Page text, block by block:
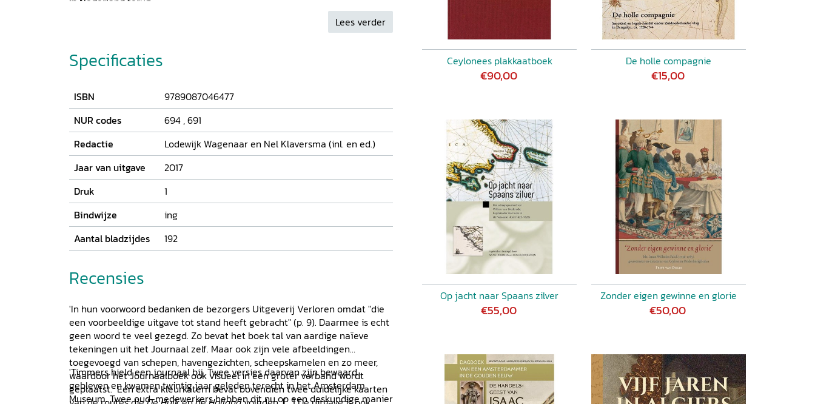
Lees verder
Specificaties
ISBN
9789087046477
NUR codes
694 ,691
Redactie
Lodewijk Wagenaar en Nel Klaversma (inl. en ed.)
Jaar van uitgave
2017
Druk
1
Bindwijze
ing
Aantal bladzijdes
192
Recensies
'In hun voorwoord bedanken de bezorgers Uitgeverij Verloren omdat "die
een voorbeeldige uitgave tot stand heeft gebracht" (p. 9). Daarmee is echt
geen woord te veel gezegd. Zo bevat het boek tal van aardige naïeve
tekeningen uit het Journaal zelf. Maar ook zijn vele afbeeldingen
toegevoegd van schepen, havengezichten, scheepskamelen en zo meer,
waardoor het Journaalboek ook visueel in een groter verband wordt
geplaatst. Een extra kleurkatern bevat bovendien twee duidelijke kaarten
'Timmers hield een journaal bij. Twee versies daarvan zijn bewaard
gebleven en kwamen twintig jaar geleden terecht in het Amsterdam
Museum. Twee oud-medewerkers hebben dit nu op een deskundige manier
Ceylonees plakkaatboek
€90,00
De holle compagnie
€15,00
Op jacht naar Spaans zilver
€55,00
Zonder eigen gewinne en glorie
€50,00